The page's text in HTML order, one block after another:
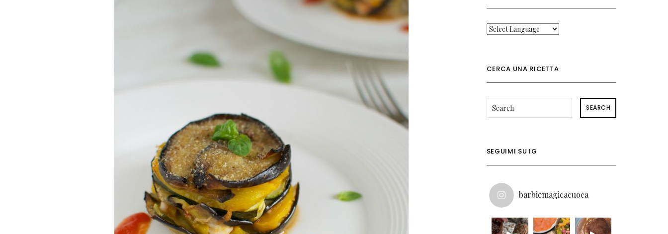
CERCA UNA RICETTA
SEARCH
SEGUIMI SU IG
barbiemagicacuoca